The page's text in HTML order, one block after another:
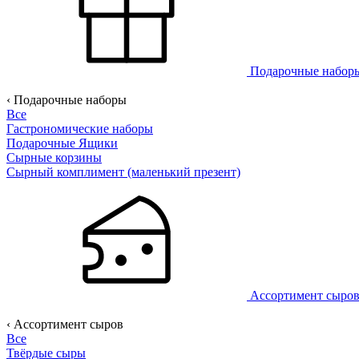
Подарочные
‹ Подарочные наборы
Все
Гастрономические наборы
Подарочные Ящики
Сырные корзины
Сырный комплимент (маленький презент)
Ассортимент
‹ Ассортимент сыров
Все
Твёрдые сыры